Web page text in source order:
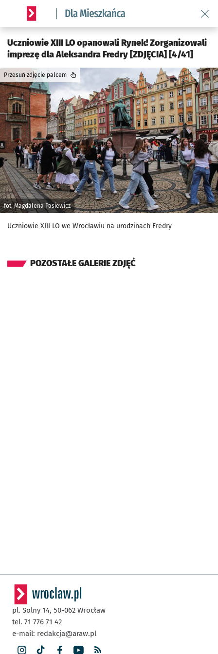
Serwis informacyjny wroclaw.pl podserwis: Dla mieszkańca
Uczniowie XIII LO opanowali Rynek! Zorganizowali
imprezę dla Aleksandra Fredry [ZDJĘCIA] [4/41]
fot. Magdalena Pasiewicz
Przesuń zdjęcie palcem
Uczniowie XIII LO we Wrocławiu na urodzinach Fredry
POZOSTAŁE GALERIE ZDJĘĆ
pl. Solny 14, 50-062 Wrocław
tel. 71 776 71 42
e-mail: redakcja@araw.pl